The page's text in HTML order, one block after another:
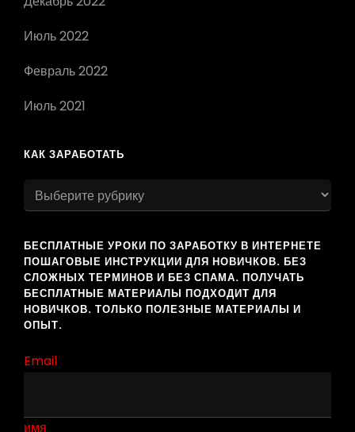
Июль 2022
Февраль 2022
Июль 2021
КАК ЗАРАБОТАТЬ
как
заработать
БЕСПЛАТНЫЕ УРОКИ ПО ЗАРАБОТКУ В ИНТЕРНЕТЕ
ПОШАГОВЫЕ ИНСТРУКЦИИ ДЛЯ НОВИЧКОВ. БЕЗ
СЛОЖНЫХ ТЕРМИНОВ И БЕЗ СПАМА. ПОЛУЧАТЬ
БЕСПЛАТНЫЕ МАТЕРИАЛЫ ПОДХОДИТ ДЛЯ
НОВИЧКОВ. ТОЛЬКО ПОЛЕЗНЫЕ МАТЕРИАЛЫ И
ОПЫТ.
Email
имя